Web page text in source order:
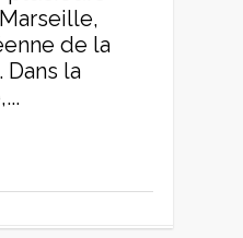
de la
Dans la